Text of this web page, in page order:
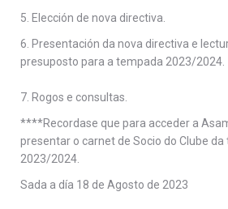
5. Elección de nova directiva.
6. Presentación da nova directiva e
presuposto para a tempada 2023/2024.
7. Rogos e consultas.
****Recordase que para acceder a
presentar o carnet de Socio do Clube
2023/2024.
Sada a día 18 de Agosto de 2023